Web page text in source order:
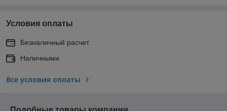
Условия оплаты
Безналичный расчет
Наличными
Все условия оплаты